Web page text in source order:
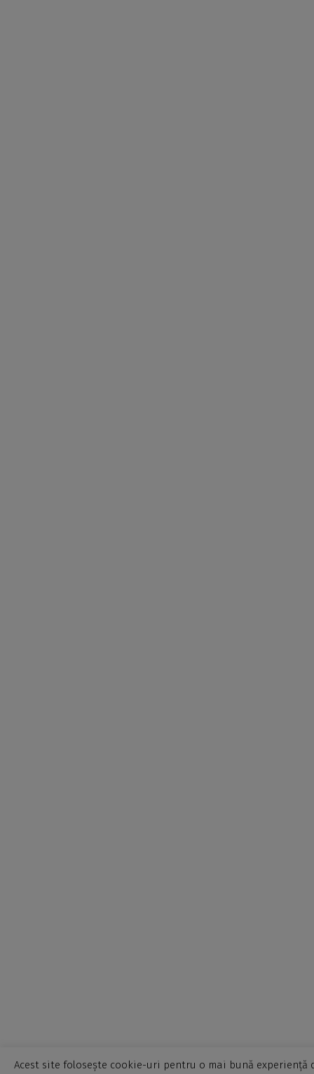
Acest site folosește cookie-uri pentru o mai bună experiență